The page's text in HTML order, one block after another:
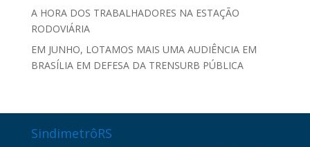
A HORA DOS TRABALHADORES NA ESTAÇÃO
RODOVIÁRIA
EM JUNHO, LOTAMOS MAIS UMA AUDIÊNCIA EM
BRASÍLIA EM DEFESA DA TRENSURB PÚBLICA
SindimetrôRS